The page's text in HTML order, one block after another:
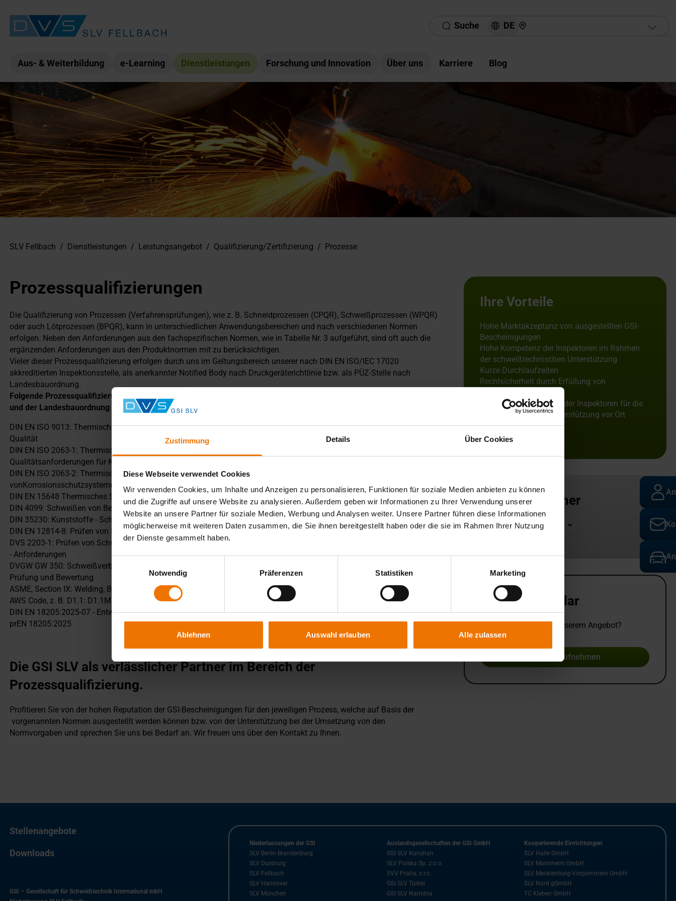
Zustimmung Details Über Cookies
Diese Webseite verwendet Cookies
Wir verwenden Cookies, um Inhalte und Anzeigen zu personalisieren, Funktionen für soziale Medien anbieten zu können
und die Zugriffe auf unsere Website zu analysieren. Außerdem geben wir Informationen zu Ihrer Verwendung unserer
Website an unsere Partner für soziale Medien, Werbung und Analysen weiter. Unsere Partner führen diese Informationen
möglicherweise mit weiteren Daten zusammen, die Sie ihnen bereitgestellt haben oder die sie im Rahmen Ihrer Nutzung
der Dienste gesammelt haben.
Notwendig
Präferenzen Statistiken Marketing
Ablehnen Auswahl erlauben Alle zulassen
Suche DE Hier finden Sie uns
Aus- & Weiterbildung e-Learning Dienstleistungen Forschung und Innovation Über uns Karriere Blog
SLV Fellbach / Dienstleistungen / Leistungsangebot / Qualifizierung/Zertifizierung / Prozesse
Prozessqualifizierungen
Die Qualifizierung von Prozessen (Verfahrensprüfungen), wie z. B. Schneidprozessen (CPQR), Schweißprozessen (WPQR)
oder auch Lötprozessen (BPQR), kann in unterschiedlichen Anwendungsbereichen und nach verschiedenen Normen
erfolgen. Neben den Anforderungen aus den fachspezifischen Normen, wie in Tabelle Nr. 3 aufgeführt, sind oft auch die
ergänzenden Anforderungen aus den Produktnormen mit zu berücksichtigen.
Vieler dieser Prozessqualifizierung erfolgen durch uns im Geltungsbereich unserer nach DIN EN ISO/IEC 17020
akkreditierten Inspektionsstelle, als anerkannter Notified Body nach Druckgeräterichtlinie bzw. als PÜZ-Stelle nach
Landesbauordnung.
Folgende Prozessqualifizierungen werden durch die GSI SLV außerhalb des akkreditieren Bereiches, der Druckgeräte
und der Landesbauordnung zusätzlich angeboten:
DIN EN ISO 9013: Thermisches Schneiden - Einteilung thermischer Schnitte - Geometrische Produktspezifikation und
Qualität
DIN EN ISO 2063-1: Thermisches Spritzen - Zink, Aluminium und ihre Legierungen - Teil 1: Bauteilgestaltung und
Qualitätsanforderungen für Korrosionsschutzsysteme
DIN EN ISO 2063-2: Thermisches Spritzen - Zink, Aluminium und ihre Legierungen - Teil 2: Ausführung
vonKorrosionsschutzsystemen
DIN EN 15648 Thermisches Spritzen – Bauteilbezogene Verfahrensprüfung
DIN 4099: Schweißen von Betonstahl - Ausführung und Prüfung
DIN 35230: Kunststoffe - Schweißen von thermoplastischen Kunststoffen - Angaben zu Schweißverfahren
DIN EN 12814-8: Prüfen von Schweißverbindungen aus thermoplastischen Kunststoffen - Teil 8: Anforderungen
DVS 2203-1: Prüfen von Schweißverbindungen an Tafeln und Rohren aus thermoplastischen Kunststoffen -Prüfverfahren
- Anforderungen
DVGW GW 350: Schweißverbindungen an Rohrleitungen aus Stahl in der Gas- und Wasserversorgung - Herstellung,
Prüfung und Bewertung
ASME, Section IX: Welding, Brazing, and Fusing Procedures; Welders; Brazers; and Welding, Brazing and Fusing Operators
AWS Code, z. B. D1.1: D1.1M Structural Welding Code - Steel
DIN EN 18205:2025-07 - Entwurf: Qualifizierung von Schweißverfahren für Kunststoffe; Deutsche und Englische Fassung
prEN 18205:2025
Die GSI SLV als verlässlicher Partner im Bereich der
Prozessqualifizierung.
Profitieren Sie von der hohen Reputation der GSI-Bescheinigungen für den jeweiligen Prozess, welche auf Basis der
vorgenannten Normen ausgestelllt werden können bzw. von der Unterstützung bei der Umsetzung von den
Normvorgaben und sprechen Sie uns bei Bedarf an. Wir freuen uns über den Kontakt zu Ihnen.
Ihre Vorteile
Hohe Marktakzeptanz von ausgestellten GSI-
Bescheinigungen
Hohe Kompetenz der Inspektoren im Rahmen
der schweißtechnischen Unterstützung
Kurze Durchlaufzeiten
Rechtsicherheit durch Erfüllung von
Hohe Reisebereitschaft der Inspektoren für die
schweißtechnische Unterstützung vor Ort
(weltweit)
Ansprechpartner
Standort
Kontaktformular
Sie haben Fragen zu unserem Angebot?
Kontakt aufnehmen
Stellenangebote
Downloads
GSI – Gesellschaft für Schweißtechnik International mbH
Niederlassungen der GSI
SLV Berlin-Brandenburg
SLV Duisburg
SLV Fellbach
SLV Hannover
SLV München
Auslandsgesellschaften der GSI GmbH
GSI SLV Kunshan
SLV Polska Sp. z.o.o
SVV Praha, s.r.o.
GSI SLV Türkei
GSI SLV Namibia
Kooperierende Einrichtungen
SLV Halle GmbH
SLV Mannheim GmbH
SLV Mecklenburg-Vorpommern GmbH
SLV Nord gGmbH
TC Kleben GmbH